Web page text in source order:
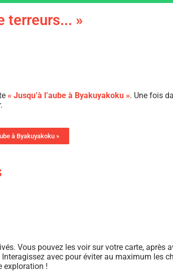
terreurs... »
« Jusqu’à l’aube à Byakuyakoku ». Une fois
à Byakuyakoku »
Vous pouvez les voir sur votre carte, après
avec pour éviter au maximum les
exploration !